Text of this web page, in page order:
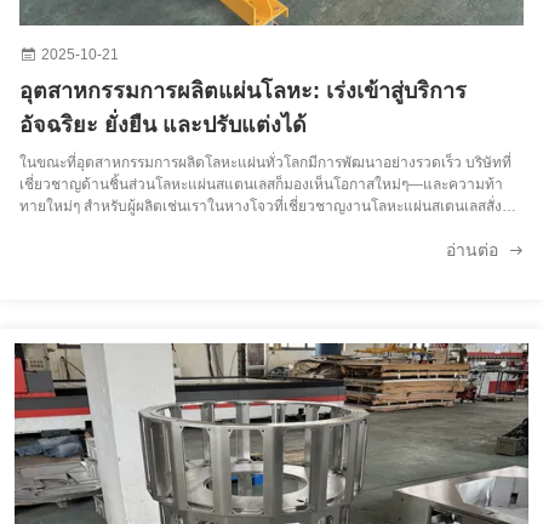
2025-10-21
อุตสาหกรรมการผลิตแผ่นโลหะ: เร่งเข้าสู่บริการ
อัจฉริยะ ยั่งยืน และปรับแต่งได้
ในขณะที่อุตสาหกรรมการผลิตโลหะแผ่นทั่วโลกมีการพัฒนาอย่างรวดเร็ว บริษัทที่
เชี่ยวชาญด้านชิ้นส่วนโลหะแผ่นสแตนเลสก็มองเห็นโอกาสใหม่ๆ—และความท้า
ทายใหม่ๆ สำหรับผู้ผลิตเช่นเราในหางโจวที่เชี่ยวชาญงานโลหะแผ่นสเตนเลสสั่งทำ
อ่านต่อ